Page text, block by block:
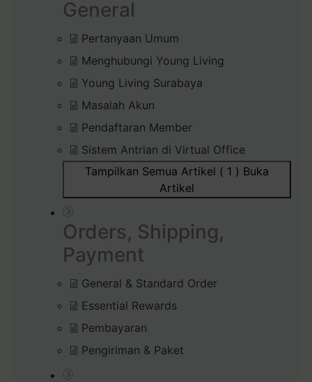
General
Pertanyaan Umum
Menghubungi Young Living
Young Living Surabaya
Masalah Akun
Pendaftaran Member
Sistem Antrian di Virtual Office
Tampilkan Semua Artikel ( 1 ) Buka
Artikel
Orders, Shipping,
Payment
General & Standard Order
Essential Rewards
Pembayaran
Pengiriman & Paket